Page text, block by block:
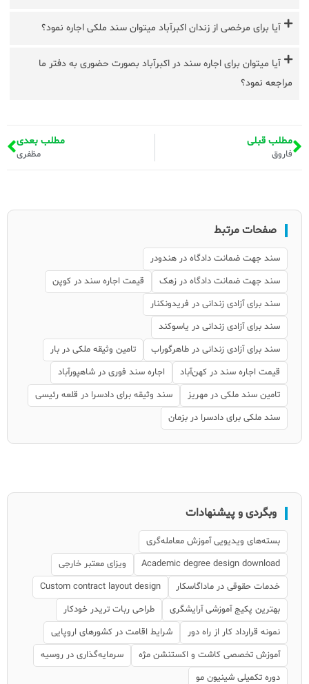
آیا برای مرخصی از زندان اکبرآباد میتوان سند ملکی اجاره نمود؟
آیا میتوان برای اجاره سند در اکبرآباد بصورت حضوری به دفتر ما
مراجعه نمود؟
مطلب قبلی
فاروق
مطلب بعدی
مظفری
صفحات مرتبط
سند جهت ضمانت دادگاه در هندودر
سند جهت ضمانت دادگاه در زهک
قیمت اجاره سند در کوپن
سند برای آزادی زندانی در فریدونکنار
سند برای آزادی زندانی در یاسوکند
سند برای آزادی زندانی در طاهرگوراب
تامین وثیقه ملکی در بار
قیمت اجاره سند در کهن‌آباد
اجاره سند فوری در شاهپورآباد
تامین سند ملکی در مهریز
سند وثیقه برای دادسرا در قلعه رئیسی
سند ملکی برای دادسرا در بزمان
وبگردی و پیشنهادات
بسته‌های ویدیویی آموزش معامله‌گری
Academic degree design download
ویزای معتبر خارجی
خدمات حقوقی در ماداگاسکار
Custom contract layout design
بهترین پکیج آموزشی آرایشگری
طراحی ربات تریدر خودکار
نمونه قرارداد کار از راه دور
شرایط اقامت در کشورهای اروپایی
آموزش تخصصی کاشت و اکستنشن مژه
سرمایه‌گذاری در روسیه
دوره تکمیلی شینیون مو